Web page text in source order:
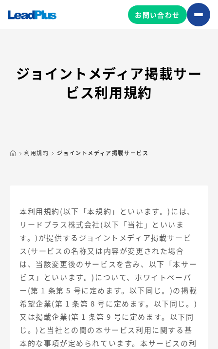
広告プロモーション
MA/CRM/SFA導入・運用
【店舗型ビジネス向け】エリ
ア
マーケティングサービス
【金融機関向け】マーケティ
ング
サービス
【IT企業向け】マーケティン
グ
サービス
SNSアカウント運用代行サー
ビス（LINE）
広告プロモーションの製品
【クリニック向け】新規集患
Web広告サービス
【歯科業界向け】新規集患
Web広告パッケージ
お問い合わせ
利用規約 ジョイントメディア掲載サービス
ジョイントメディア掲載サー
ビス利用規約
本利用規約(以下「本規約」といいます。)には、
リードプラス株式会社(以下「当社」といいま
す。)が提供するジョイントメディア掲載サービ
ス(サービスの名称又は内容が変更された場合
は、当該変更後のサービスを含み、以下「本サー
ビス」といいます。)について、ホワイトペーパ
ー(第 1 条第 5 号に定めます。以下同じ。)の掲載
希望企業(第 1 条第 8 号に定めます。以下同じ。)
又は掲載企業(第 1 条第 9 号に定めます。以下同
じ。)と当社との間の本サービス利用に関する基
本的な事項が定められています。本サービスの利